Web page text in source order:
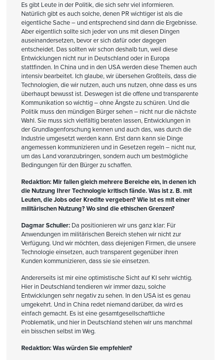
Es gibt Leute in der Politik, die sich sehr viel informieren.
Natürlich gibt es auch solche, denen PR wichtiger ist als die
eigentliche Sache – und entsprechend sind dann die Ergebnisse.
Aber eigentlich sollte sich jeder von uns mit diesen Dingen
auseinandersetzen, bevor er sich dafür oder dagegen
entscheidet. Das sollten wir schon deshalb tun, weil diese
Entwicklungen nicht nur in Deutschland oder in Europa
stattfinden. In China und in den USA werden diese Themen auch
intensiv bearbeitet. Ich glaube, wir übersehen Großteils, dass die
Technologien, die wir nutzen, auch uns nutzen, ohne dass es uns
überhaupt bewusst ist. Deswegen ist die offene und transparente
Kommunikation so wichtig – ohne Ängste zu schüren. Und die
Politik muss den mündigen Bürger sehen – nicht nur die nächste
Wahl. Sie muss sich vielfältig beraten lassen, Entwicklungen in
der Grundlagenforschung kennen und auch das, was durch die
Industrie umgesetzt werden kann. Erst dann kann sie Dinge
angemessen kommunizieren und in Gesetzen regeln – nicht nur,
um das Land voranzubringen, sondern auch um bestmögliche
Bedingungen für den Bürger zu schaffen.
Redaktion: Mir fallen gleich mehrere Bereiche ein, in denen ich
die Nutzung Ihrer Technologie kritisch fände. Was ist z. B. mit
Leuten, die Jobs oder Kredite vergeben? Wie ist es mit einer
militärischen Nutzung? Wo sind die ethischen Grenzen?
Dagmar Schuller: Da positionieren wir uns ganz klar: Für
Anwendungen im militärischen Bereich stehen wir nicht zur
Verfügung. Und wir möchten, dass diejenigen Firmen, die unsere
Technologie einsetzen, auch transparent gegenüber ihren
Kunden kommunizieren, dass sie sie einsetzen.
Andererseits ist mir eine optimistische Sicht auf KI sehr wichtig.
Hier in Deutschland tendieren wir immer dazu, solche
Entwicklungen sehr negativ zu sehen. In den USA ist es genau
umgekehrt. Und in China redet niemand darüber, da wird es
einfach gemacht. Es ist eine gesamtgesellschaftliche
Problematik, und hier in Deutschland stehen wir uns manchmal
ein bisschen selbst im Weg.
Redaktion: Was würden Sie empfehlen?